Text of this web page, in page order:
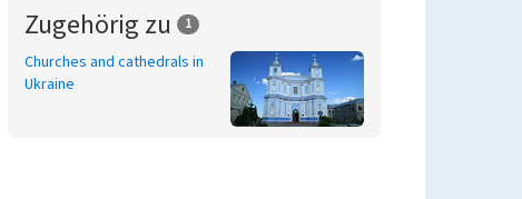
Zugehörig zu 1
Churches and cathedrals in
Ukraine